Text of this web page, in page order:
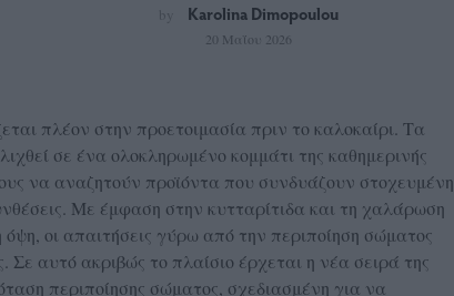
by Karolina Dimopoulou
20 Μαΐου 2026
πλέον στην προετοιμασία πριν το καλοκαίρι. Τα
σε ένα ολοκληρωμένο κομμάτι της καθημερινής
να αναζητούν προϊόντα που συνδυάζουν στοχευμένη
Με έμφαση στην κυτταρίτιδα και τη χαλάρωση
οι απαιτήσεις γύρω από την περιποίηση σώματος
Σε αυτό ακριβώς το πλαίσιο έρχεται η νέα σειρά της
περιποίησης σώματος, σχεδιασμένη για να